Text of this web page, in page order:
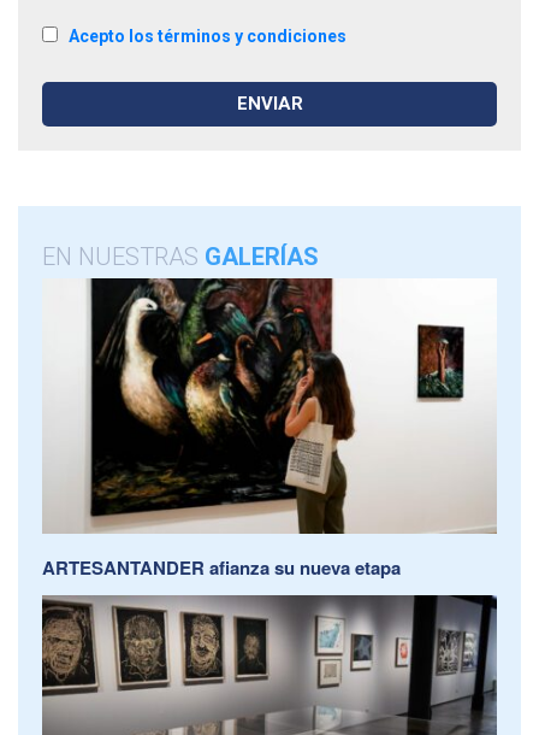
Acepto los términos y condiciones
EN NUESTRAS GALERÍAS
ARTESANTANDER afianza su nueva etapa